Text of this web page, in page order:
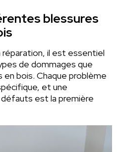
blessures
réparation, il est essentiel
de dommages que
bois. Chaque problème
et une
est la première